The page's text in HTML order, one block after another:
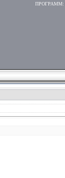
ПРОГРАММ: